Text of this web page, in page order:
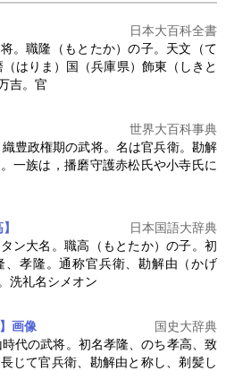
日本大百科全書
。職隆（もとたか）の子。天文（て
はりま）国（兵庫県）飾東（しきと
吉。官
世界大百科事典
豊政権期の武将。名は官兵衛。勘解
一族は，播磨守護赤松氏や小寺氏に
日本国語大辞典
ン大名。職高（もとたか）の子。初
孝隆。通称官兵衛、勘解由（かげ
洗礼名シメオン
画像
国史大辞典
代の武将。初名孝隆、のち孝高、致
じて官兵衛、勘解由と称し、剃髪し